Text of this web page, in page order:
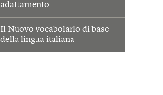
adattamento
Il Nuovo vocabolario di base
della lingua italiana